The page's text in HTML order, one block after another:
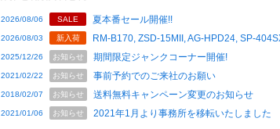
2026/08/06 SALE 夏本番セール開催!!
2026/08/03 新入荷 RM-B170, ZSD-15MII, AG-HPD24, SP-
2025/12/26 お知らせ 期間限定ジャンクコーナー開催!
2021/02/22 お知らせ 事前予約でのご来社のお願い
2018/02/07 お知らせ 送料無料キャンペーン変更のお知らせ
2021/01/06 お知らせ 2021年1月より事務所を移転いたしました